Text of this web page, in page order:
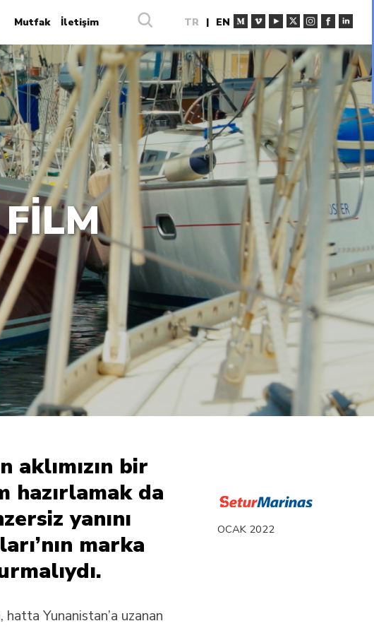
Mutfak İletişim TR | EN
bir
hazırlamak da
yanını
marka
Yunanistan’a uzanan
OCAK 2022